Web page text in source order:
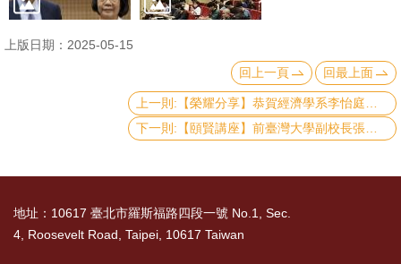
學
輔
源
與
上版日期：2025-05-15
回上一頁
回最上面
地址：10617 臺北市羅斯福路四段一號 No.1, Sec.
4, Roosevelt Road, Taipei, 10617 Taiwan